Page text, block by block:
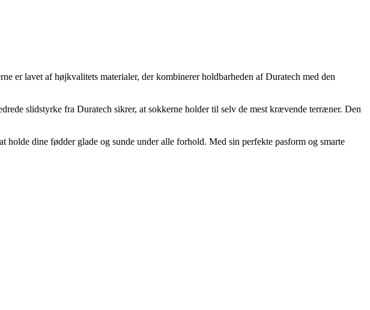
er lavet af højkvalitets materialer, der kombinerer holdbarheden af Duratech med den
slidstyrke fra Duratech sikrer, at sokkerne holder til selv de mest krævende terræner. Den
dine fødder glade og sunde under alle forhold. Med sin perfekte pasform og smarte